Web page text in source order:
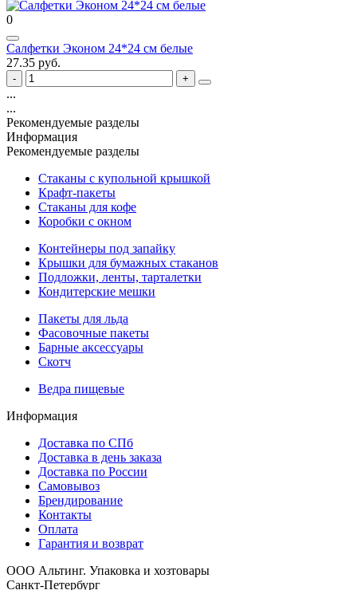
0
Салфетки Эконом 24*24 см белые
27.35 руб.
...
...
Рекомендуемые разделы
Информация
Рекомендуемые разделы
Стаканы с купольной крышкой
Крафт-пакеты
Стаканы для кофе
Коробки с окном
Контейнеры под запайку
Крышки для бумажных стаканов
Подложки, ленты, тарталетки
Кондитерские мешки
Пакеты для льда
Фасовочные пакеты
Барные аксессуары
Скотч
Ведра пищевые
Информация
Доставка по СПб
Доставка в день заказа
Доставка по России
Самовывоз
Брендирование
Контакты
Оплата
Гарантия и возврат
ООО Альтинг. Упаковка и хозтовары
Санкт-Петербург